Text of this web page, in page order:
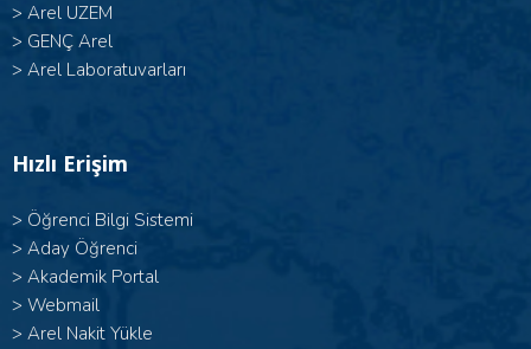
> Arel UZEM
> GENÇ Arel
> Arel Laboratuvarları
Hızlı Erişim
> Öğrenci Bilgi Sistemi
> Aday Öğrenci
> Akademik Portal
> Webmail
> Arel Nakit Yükle